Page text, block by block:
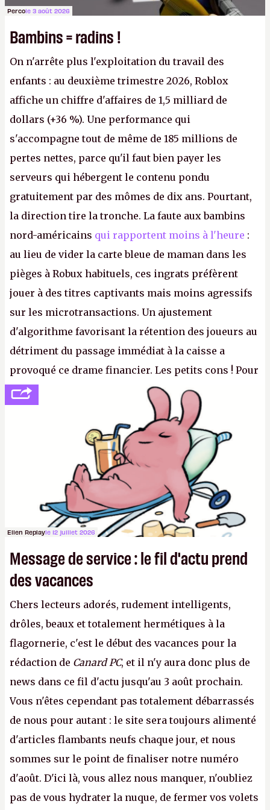
Percole 3 août 2026
Bambins = radins !
On n'arrête plus l'exploitation du travail des
enfants : au deuxième trimestre 2026, Roblox
affiche un chiffre d'affaires de 1,5 milliard de
dollars (+36 %). Une performance qui
s'accompagne tout de même de 185 millions de
pertes nettes, parce qu'il faut bien payer les
serveurs qui hébergent le contenu pondu
gratuitement par des mômes de dix ans. Pourtant,
la direction tire la tronche. La faute aux bambins
nord-américains qui rapportent moins à l'heure :
au lieu de vider la carte bleue de maman dans les
pièges à Robux habituels, ces ingrats préfèrent
jouer à des titres captivants mais moins agressifs
sur les microtransactions. Un ajustement
d'algorithme favorisant la rétention des joueurs au
détriment du passage immédiat à la caisse a
provoqué ce drame financier. Les petits cons ! Pour
se consoler, le PDG David Baszucki peut compter
sur le déblocage du jeu en Russie et l'explosion des
joueurs majeurs (+32 %). L'avenir appartient donc
aux adultes, qui ne sont jamais que des enfants
avec du pouvoir d'achat.P.
Ellen Replayle 12 juillet 2026
Message de service : le fil d'actu prend
des vacances
Chers lecteurs adorés, rudement intelligents,
drôles, beaux et totalement hermétiques à la
flagornerie, c'est le début des vacances pour la
rédaction de Canard PC, et il n'y aura donc plus de
news dans ce fil d'actu jusqu'au 3 août prochain.
Vous n'êtes cependant pas totalement débarrassés
de nous pour autant : le site sera toujours alimenté
d'articles flambants neufs chaque jour, et nous
sommes sur le point de finaliser notre numéro
d'août. D'ici là, vous allez nous manquer, n'oubliez
pas de vous hydrater la nuque, de fermer vos volets